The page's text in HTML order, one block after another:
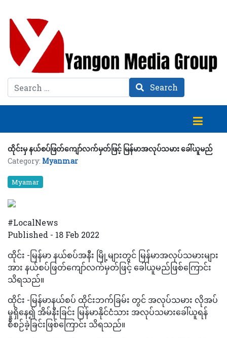
Search Search
ထိုင်းမှ နယ်စပ်ဖြတ်ကျော်လက်မှတ်ဖြင့် မြန်မာအလုပ်သမား ခေါ်ယူမည်
Category: Myanmar
Myamar
#LocalNews
Published - 18 Feb 2022
ထိုင်း -မြန်မာ နယ်စပ်အနီး မြို့များတွင် မြန်မာအလုပ်သမားများ
အား နယ်စပ်ဖြတ်ကျော်လက်မှတ်ဖြင့် ခေါ်ယူမည်ဖြစ်ကြောင်း
သိရသည်။
ထိုင်း -မြန်မာနယ်စပ် ထိုင်းဘက်ခြမ်း တွင် အလုပ်သမား လိုအပ်
မှုရှိနေ၍ အိမ်နီးခြင်း မြန်မာနိုင်ငံသား အလုပ်သမားခေါ်ယူရန်
စီစဉ်ခဲ့ခြင်းဖြစ်ကြောင်း သိရသည်။